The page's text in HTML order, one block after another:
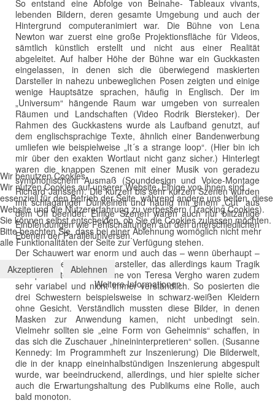
So entstand eine Abfolge von Beinahe- Tableaux vivants,
lebenden Bildern, deren gesamte Umgebung und auch der
Hintergrund computeranimiert war. Die Bühne von Lena
Newton war zuerst eine große Projektionsfläche für Videos,
sämtlich künstlich erstellt und nicht aus einer Realität
abgeleitet. Auf halber Höhe der Bühne war ein Guckkasten
eingelassen, in denen sich die überwiegend maskierten
Darsteller in nahezu unbeweglichen Posen zeigten und einige
wenige Hauptsätze sprachen, häufig in Englisch. Der im
„Universum“ hängende Raum war umgeben von surrealen
Räumen und Landschaften (Video Rodrik Biersteker). Der
Rahmen des Guckkastens wurde als Laufband genutzt, auf
dem englischsprachige Texte, ähnlich einer Bandenwerbung
umliefen wie beispielweise „It´s a strange loop“. (Hier bin ich
mir über den exakten Wortlaut nicht ganz sicher.) Hinterlegt
waren die knappen Szenen mit einer Musik von geradezu
symphonischem Ausmaß (Sounddesign und Voice-Montage
Richard Janssen). Die kurzen bis sehr kurzen Szenen wurden
mit schlagartiger Dunkelheit und häufig mit einem „Cut“ aus
dem Off beendet. Einige Szenen waren auch nur blitzartige
Einblendungen wie Fehlschaltungen auf den unterschiedlichen
Ebenen der Paralleluniversen.
Der Schauwert war enorm und auch das – wenn überhaupt –
stattfindende Spiel der Darsteller, das allerdings kaum Tragik
transportierte. Die Kostüme von Teresa Vergho waren zudem
sehr variabel und nicht immer verständlich. So posierten die
drei Schwestern beispielsweise in schwarz-weißen Kleidern
ohne Gesicht. Verständlich mussten diese Bilder, in denen
Masken zur Anwendung kamen, nicht unbedingt sein.
Vielmehr sollten sie „eine Form von Geheimnis“ schaffen, in
das sich die Zuschauer „hineininterpretieren“ sollen. (Susanne
Kennedy: Im Programmheft zur Inszenierung) Die Bilderwelt,
die in der knapp eineinhalbstündigen Inszenierung abgespult
wurde, war beeindruckend, allerdings, und hier spielte sicher
auch die Erwartungshaltung des Publikums eine Rolle, auch
bald monoton.
Wir benutzen Cookies
Wir nutzen Cookies auf unserer Website. Einige von ihnen sind
essenziell für den Betrieb der Seite, während andere uns helfen, diese
Website und die Nutzererfahrung zu verbessern (Tracking Cookies).
Sie können selbst entscheiden, ob Sie die Cookies zulassen möchten.
Bitte beachten Sie, dass bei einer Ablehnung womöglich nicht mehr
alle Funktionalitäten der Seite zur Verfügung stehen.
Akzeptieren
Ablehnen
Weitere Informationen